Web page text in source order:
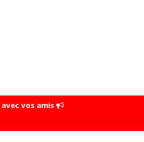
vos amis